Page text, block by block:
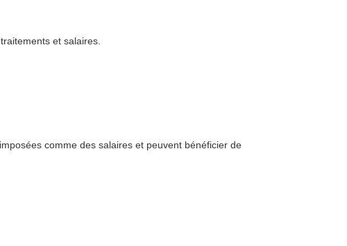
et salaires.
comme des salaires et peuvent bénéficier de